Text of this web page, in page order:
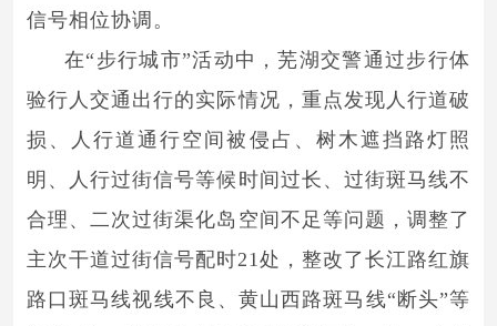
信号相位协调。
在“步行城市”活动中，芜湖交警通过步行体
验行人交通出行的实际情况，重点发现人行道破
损、人行道通行空间被侵占、树木遮挡路灯照
明、人行过街信号等候时间过长、过街斑马线不
合理、二次过街渠化岛空间不足等问题，调整了
主次干道过街信号配时21处，整改了长江路红旗
路口斑马线视线不良、黄山西路斑马线“断头”等